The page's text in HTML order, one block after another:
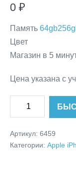
0 ₽
Память 64gb
Цвет
Магазин в 5
Цена указана с
Количество
товара
11
Артикул: 6459
Категории: Apple